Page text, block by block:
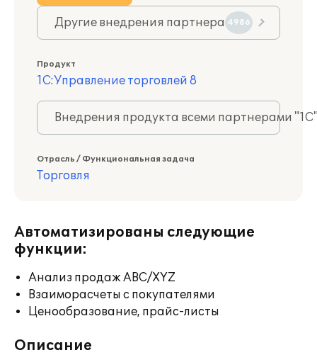
Другие внедрения партнера 4986
Продукт
1С:Управление торговлей 8
Внедрения продукта всеми партнерами
Отрасль / Функциональная задача
Торговля
Автоматизированы следующие
функции:
Анализ продаж ABC/XYZ
Взаиморасчеты с покупателями
Ценообразование, прайс-листы
Описание